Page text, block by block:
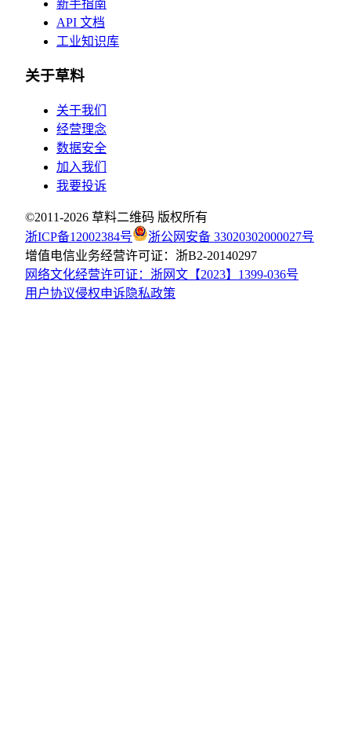
新手指南
API 文档
工业知识库
关于草料
关于我们
经营理念
数据安全
加入我们
我要投诉
©2011-2026 草料二维码 版权所有
浙ICP备12002384号
浙公网安备 33020302000027号
增值电信业务经营许可证：浙B2-20140297
网络文化经营许可证：浙网文【2023】1399-036号
用户协议侵权申诉隐私政策